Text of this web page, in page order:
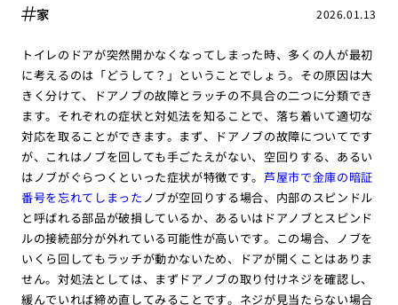
2026.01.13
家
トイレのドアが突然開かなくなってしまった時、多くの人が最初
に考えるのは「どうして？」ということでしょう。その原因は大
きく分けて、ドアノブの故障とラッチの不具合の二つに分類でき
ます。それぞれの症状と対処法を知ることで、落ち着いて適切な
対応を取ることができます。まず、ドアノブの故障についてです
が、これはノブを回しても手ごたえがない、空回りする、あるい
はノブがぐらつくといった症状が特徴です。芦屋市で金庫の暗証
番号を忘れてしまった ノブが空回りする場合、内部のスピンドル
と呼ばれる部品が破損しているか、あるいはドアノブとスピンド
ルの接続部分が外れている可能性が高いです。この場合、ノブを
いくら回してもラッチが動かないため、ドアが開くことはありま
せん。対処法としては、まずドアノブの取り付けネジを確認し、
緩んでいれば締め直してみることです。ネジが見当たらない場合